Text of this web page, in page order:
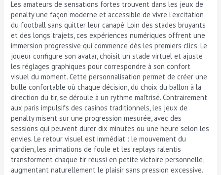
Les amateurs de sensations fortes trouvent dans les jeux de
penalty une façon moderne et accessible de vivre l’excitation
du football sans quitter leur canapé. Loin des stades bruyants
et des longs trajets, ces expériences numériques offrent une
immersion progressive qui commence dès les premiers clics. Le
joueur configure son avatar, choisit un stade virtuel et ajuste
les réglages graphiques pour correspondre à son confort
visuel du moment. Cette personnalisation permet de créer une
bulle confortable où chaque décision, du choix du ballon à la
direction du tir, se déroule à un rythme maîtrisé. Contrairement
aux paris impulsifs des casinos traditionnels, les jeux de
penalty misent sur une progression mesurée, avec des
sessions qui peuvent durer dix minutes ou une heure selon les
envies. Le retour visuel est immédiat : le mouvement du
gardien, les animations de foule et les replays ralentis
transforment chaque tir réussi en petite victoire personnelle,
augmentant naturellement le plaisir sans pression excessive.